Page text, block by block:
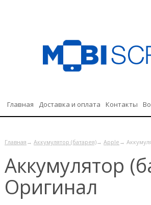
Главная Доставка и оплата Контакты
Главная → Аккумулятор (батарея)→ Apple →
Аккумулятор
Оригинал